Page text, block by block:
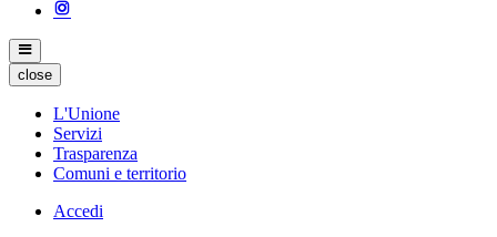
close
L'Unione
Servizi
Trasparenza
Comuni e territorio
Accedi